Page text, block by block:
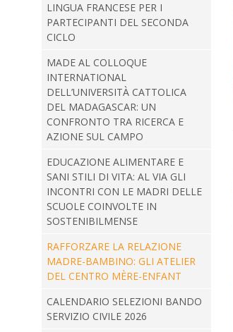
LINGUA FRANCESE PER I
PARTECIPANTI DEL SECONDA
CICLO
MADE AL COLLOQUE
INTERNATIONAL
DELL’UNIVERSITÀ CATTOLICA
DEL MADAGASCAR: UN
CONFRONTO TRA RICERCA E
AZIONE SUL CAMPO
EDUCAZIONE ALIMENTARE E
SANI STILI DI VITA: AL VIA GLI
INCONTRI CON LE MADRI DELLE
SCUOLE COINVOLTE IN
SOSTENIBILMENSE
RAFFORZARE LA RELAZIONE
MADRE-BAMBINO: GLI ATELIER
DEL CENTRO MÈRE-ENFANT
CALENDARIO SELEZIONI BANDO
SERVIZIO CIVILE 2026